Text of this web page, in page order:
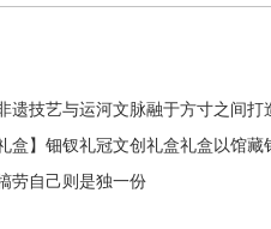
技艺与运河文脉融于方寸之间
】钿钗礼冠文创礼盒礼盒以馆
劳自己则是独一份